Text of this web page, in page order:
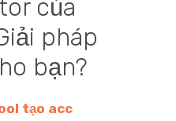
của
pháp
bạn?
tạo acc